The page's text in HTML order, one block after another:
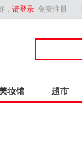
， 请登录 免费注册
妆馆 超市